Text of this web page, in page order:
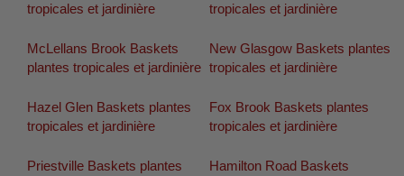
tropicales et jardinière
tropicales et jardinière
McLellans Brook Baskets
plantes tropicales et jardinière
New Glasgow Baskets plantes
tropicales et jardinière
Hazel Glen Baskets plantes
tropicales et jardinière
Fox Brook Baskets plantes
tropicales et jardinière
Priestville Baskets plantes
Hamilton Road Baskets